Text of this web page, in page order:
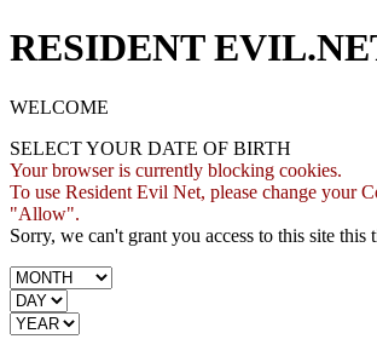
RESIDENT
WELCOME
SELECT YOUR DATE OF BIRTH
Your browser is currently blocking cookies.
To use Resident Evil Net, please change your
"Allow".
Sorry, we can't grant you access to this site this